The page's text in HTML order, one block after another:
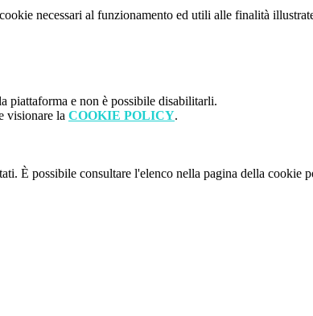
necessari al funzionamento ed utili alle finalità
piattaforma e non è possibile disabilitarli.
visionare la COOKIE POLICY.
È possibile consultare l'elenco nella pagina della cookie